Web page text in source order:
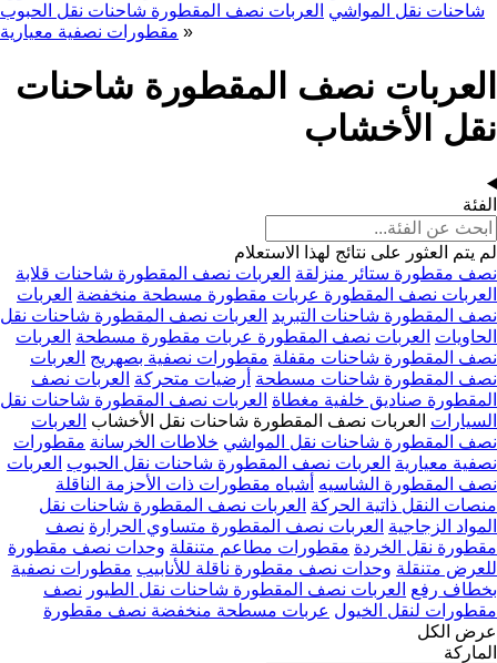
شاحنات نقل المواشي العربات نصف المقطورة شاحنات نقل الحبوب
مقطورات نصفية معيارية »
العربات نصف المقطورة شاحنات
نقل الأخشاب
الفئة
لم يتم العثور على نتائج لهذا الاستعلام
نصف مقطورة ستائر منزلقة العربات نصف المقطورة شاحنات قلابة
العربات نصف المقطورة عربات مقطورة مسطحة منخفضة العربات
نصف المقطورة شاحنات التبريد العربات نصف المقطورة شاحنات نقل
الحاويات العربات نصف المقطورة عربات مقطورة مسطحة العربات
نصف المقطورة شاحنات مقفلة مقطورات نصفية بصهريج العربات
نصف المقطورة شاحنات مسطحة أرضيات متحركة العربات نصف
المقطورة صناديق خلفية مغطاة العربات نصف المقطورة شاحنات نقل
السيارات العربات نصف المقطورة شاحنات نقل الأخشاب العربات
نصف المقطورة شاحنات نقل المواشي خلاطات الخرسانة مقطورات
نصفية معيارية العربات نصف المقطورة شاحنات نقل الحبوب العربات
نصف المقطورة الشاسيه أشباه مقطورات ذات الأحزمة الناقلة
منصات النقل ذاتية الحركة العربات نصف المقطورة شاحنات نقل
المواد الزجاجية العربات نصف المقطورة متساوي الحرارة نصف
مقطورة نقل الخردة مقطورات مطاعم متنقلة وحدات نصف مقطورة
للعرض متنقلة وحدات نصف مقطورة ناقلة للأنابيب مقطورات نصفية
بخطاف رفع العربات نصف المقطورة شاحنات نقل الطيور نصف
مقطورات لنقل الخيول عربات مسطحة منخفضة نصف مقطورة
عرض الكل
الماركة